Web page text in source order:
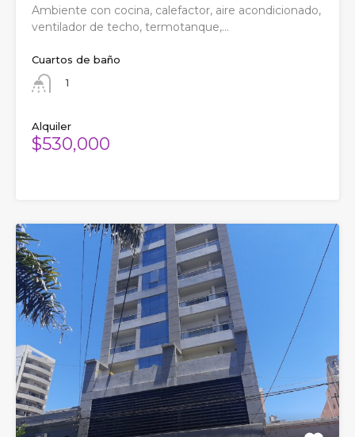
Ambiente con cocina, calefactor, aire acondicionado,
ventilador de techo, termotanque,…
Cuartos de baño
1
Alquiler
$530,000